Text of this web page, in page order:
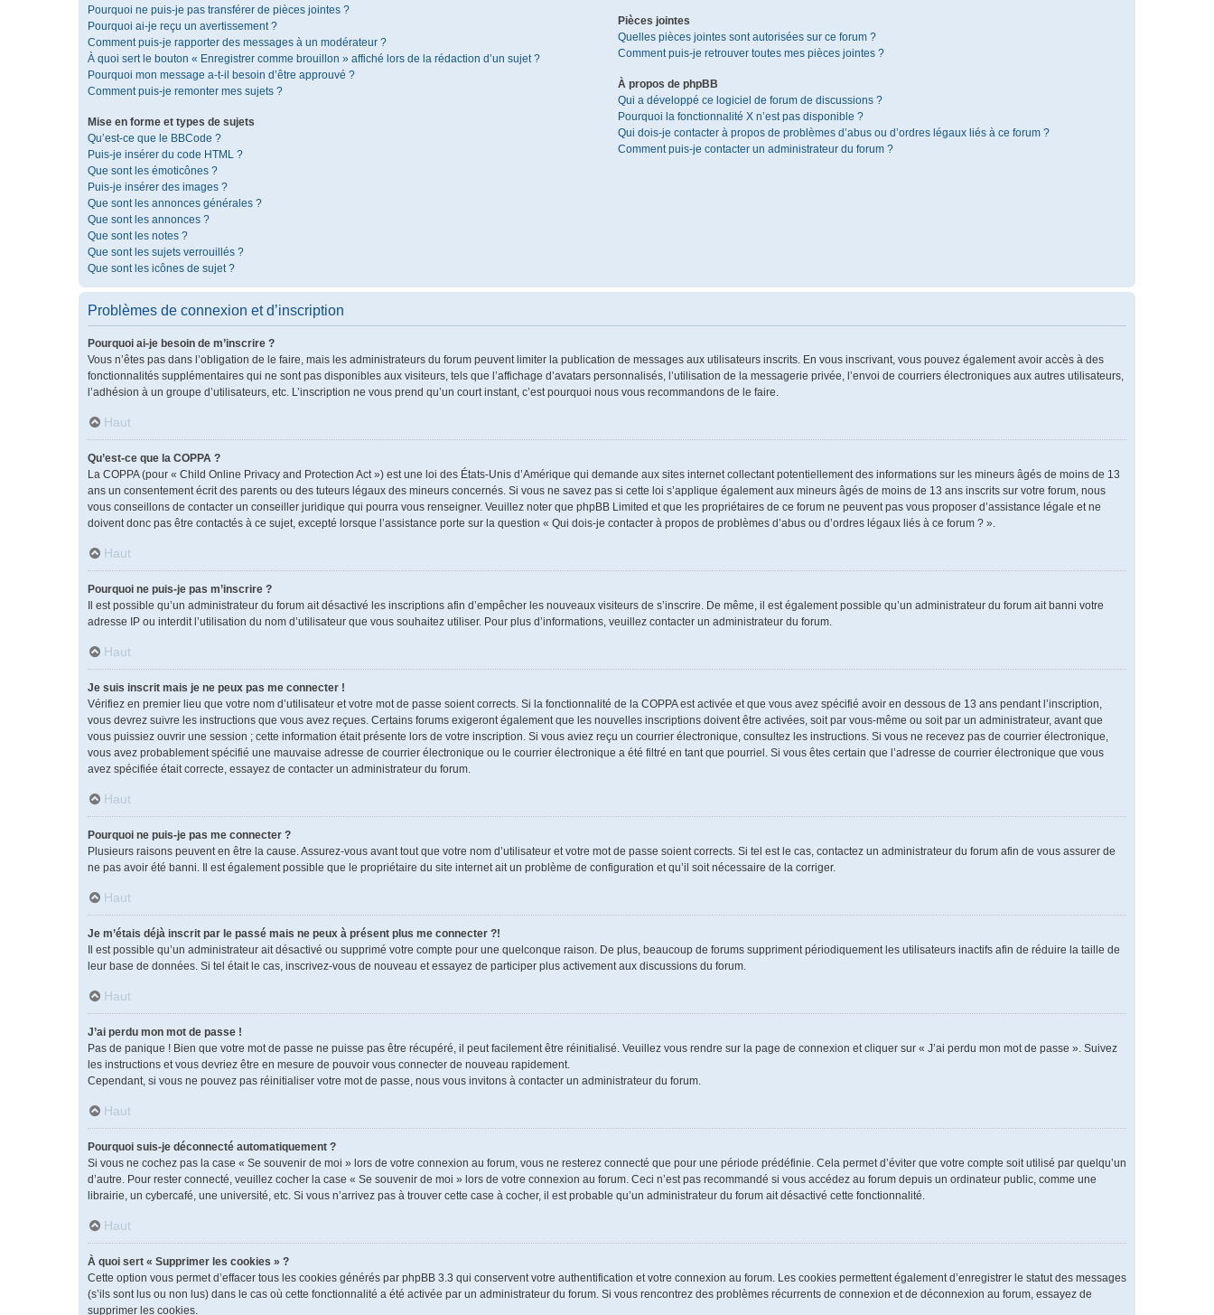
Pourquoi ne puis-je pas transférer de pièces jointes ?
Pourquoi ai-je reçu un avertissement ?
Comment puis-je rapporter des messages à un modérateur ?
À quoi sert le bouton « Enregistrer comme brouillon » affiché lors de la rédaction d’un sujet ?
Pourquoi mon message a-t-il besoin d’être approuvé ?
Comment puis-je remonter mes sujets ?
Mise en forme et types de sujets
Qu’est-ce que le BBCode ?
Puis-je insérer du code HTML ?
Que sont les émoticônes ?
Puis-je insérer des images ?
Que sont les annonces générales ?
Que sont les annonces ?
Que sont les notes ?
Que sont les sujets verrouillés ?
Que sont les icônes de sujet ?
Pièces jointes
Quelles pièces jointes sont autorisées sur ce forum ?
Comment puis-je retrouver toutes mes pièces jointes ?
À propos de phpBB
Qui a développé ce logiciel de forum de discussions ?
Pourquoi la fonctionnalité X n’est pas disponible ?
Qui dois-je contacter à propos de problèmes d’abus ou d’ordres légaux liés à ce forum ?
Comment puis-je contacter un administrateur du forum ?
Problèmes de connexion et d’inscription
Pourquoi ai-je besoin de m’inscrire ?
Vous n’êtes pas dans l’obligation de le faire, mais les administrateurs du forum peuvent limiter la publication de messages aux utilisateurs inscrits. En vous inscrivant, vous pouvez également avoir accès à des
fonctionnalités supplémentaires qui ne sont pas disponibles aux visiteurs, tels que l’affichage d’avatars personnalisés, l’utilisation de la messagerie privée, l’envoi de courriers électroniques aux autres utilisateurs,
l’adhésion à un groupe d’utilisateurs, etc. L’inscription ne vous prend qu’un court instant, c’est pourquoi nous vous recommandons de le faire.
Haut
Qu’est-ce que la COPPA ?
La COPPA (pour « Child Online Privacy and Protection Act ») est une loi des États-Unis d’Amérique qui demande aux sites internet collectant potentiellement des informations sur les mineurs âgés de moins de 13
ans un consentement écrit des parents ou des tuteurs légaux des mineurs concernés. Si vous ne savez pas si cette loi s’applique également aux mineurs âgés de moins de 13 ans inscrits sur votre forum, nous
vous conseillons de contacter un conseiller juridique qui pourra vous renseigner. Veuillez noter que phpBB Limited et que les propriétaires de ce forum ne peuvent pas vous proposer d’assistance légale et ne
doivent donc pas être contactés à ce sujet, excepté lorsque l’assistance porte sur la question « Qui dois-je contacter à propos de problèmes d’abus ou d’ordres légaux liés à ce forum ? ».
Haut
Pourquoi ne puis-je pas m’inscrire ?
Il est possible qu’un administrateur du forum ait désactivé les inscriptions afin d’empêcher les nouveaux visiteurs de s’inscrire. De même, il est également possible qu’un administrateur du forum ait banni votre
adresse IP ou interdit l’utilisation du nom d’utilisateur que vous souhaitez utiliser. Pour plus d’informations, veuillez contacter un administrateur du forum.
Haut
Je suis inscrit mais je ne peux pas me connecter !
Vérifiez en premier lieu que votre nom d’utilisateur et votre mot de passe soient corrects. Si la fonctionnalité de la COPPA est activée et que vous avez spécifié avoir en dessous de 13 ans pendant l’inscription,
vous devrez suivre les instructions que vous avez reçues. Certains forums exigeront également que les nouvelles inscriptions doivent être activées, soit par vous-même ou soit par un administrateur, avant que
vous puissiez ouvrir une session ; cette information était présente lors de votre inscription. Si vous aviez reçu un courrier électronique, consultez les instructions. Si vous ne recevez pas de courrier électronique,
vous avez probablement spécifié une mauvaise adresse de courrier électronique ou le courrier électronique a été filtré en tant que pourriel. Si vous êtes certain que l’adresse de courrier électronique que vous
avez spécifiée était correcte, essayez de contacter un administrateur du forum.
Haut
Pourquoi ne puis-je pas me connecter ?
Plusieurs raisons peuvent en être la cause. Assurez-vous avant tout que votre nom d’utilisateur et votre mot de passe soient corrects. Si tel est le cas, contactez un administrateur du forum afin de vous assurer de
ne pas avoir été banni. Il est également possible que le propriétaire du site internet ait un problème de configuration et qu’il soit nécessaire de la corriger.
Haut
Je m’étais déjà inscrit par le passé mais ne peux à présent plus me connecter ?!
Il est possible qu’un administrateur ait désactivé ou supprimé votre compte pour une quelconque raison. De plus, beaucoup de forums suppriment périodiquement les utilisateurs inactifs afin de réduire la taille de
leur base de données. Si tel était le cas, inscrivez-vous de nouveau et essayez de participer plus activement aux discussions du forum.
Haut
J’ai perdu mon mot de passe !
Pas de panique ! Bien que votre mot de passe ne puisse pas être récupéré, il peut facilement être réinitialisé. Veuillez vous rendre sur la page de connexion et cliquer sur « J’ai perdu mon mot de passe ». Suivez
les instructions et vous devriez être en mesure de pouvoir vous connecter de nouveau rapidement.
Cependant, si vous ne pouvez pas réinitialiser votre mot de passe, nous vous invitons à contacter un administrateur du forum.
Haut
Pourquoi suis-je déconnecté automatiquement ?
Si vous ne cochez pas la case « Se souvenir de moi » lors de votre connexion au forum, vous ne resterez connecté que pour une période prédéfinie. Cela permet d’éviter que votre compte soit utilisé par quelqu’un
d’autre. Pour rester connecté, veuillez cocher la case « Se souvenir de moi » lors de votre connexion au forum. Ceci n’est pas recommandé si vous accédez au forum depuis un ordinateur public, comme une
librairie, un cybercafé, une université, etc. Si vous n’arrivez pas à trouver cette case à cocher, il est probable qu’un administrateur du forum ait désactivé cette fonctionnalité.
Haut
À quoi sert « Supprimer les cookies » ?
Cette option vous permet d’effacer tous les cookies générés par phpBB 3.3 qui conservent votre authentification et votre connexion au forum. Les cookies permettent également d’enregistrer le statut des messages
(s’ils sont lus ou non lus) dans le cas où cette fonctionnalité a été activée par un administrateur du forum. Si vous rencontrez des problèmes récurrents de connexion et de déconnexion au forum, essayez de
supprimer les cookies.